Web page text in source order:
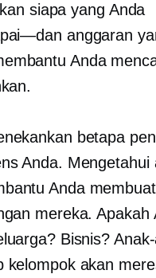
siapa yang Anda
anggaran
Anda
betapa
Anda. Mengetahui
Anda
mereka. Apakah
Bisnis?
kelompok akan